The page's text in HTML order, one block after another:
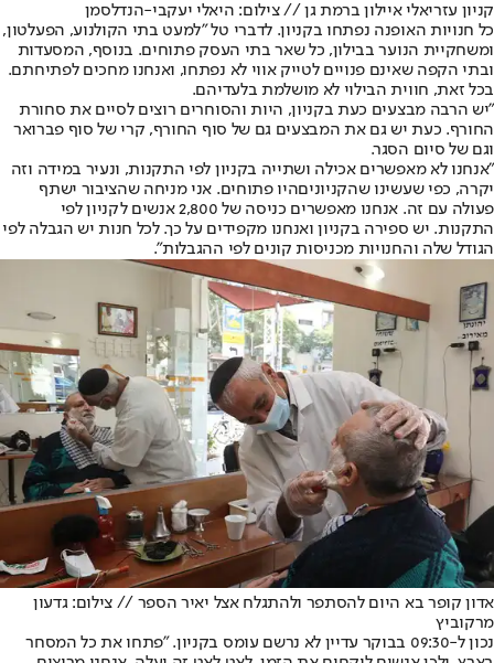
קניון עזריאלי איילון ברמת גן // צילום: היאלי יעקבי-הנדלסמן
כל חנויות האופנה נפתחו בקניון. לדברי טל "למעט בתי הקולנוע, הפעלטון,
ומשחקיית הנוער בבילון, כל שאר בתי העסק פתוחים. בנוסף, המסעדות
ובתי הקפה שאינם פנויים לטייק אווי לא נפתחו, ואנחנו מחכים לפתיחתם.
בכל זאת, חווית הבילוי לא מושלמת בלעדיהם.
"יש הרבה מבצעים כעת בקניון, היות והסוחרים רוצים לסיים את סחורת
החורף. כעת יש גם את המבצעים גם של סוף החורף, קרי של סוף פברואר
וגם של סיום הסגר.
"אנחנו לא מאפשרים אכילה ושתייה בקניון לפי התקנות, ונעיר במידה וזה
יקרה, כפי שעשינו שהקניוניםהיו פתוחים. אני מניחה שהציבור ישתף
פעולה עם זה. אנחנו מאפשרים כניסה של 2,800 אנשים לקניון לפי
התקנות. יש ספירה בקניון ואנחנו מקפידים על כך. לכל חנות יש הגבלה לפי
הגודל שלה והחנויות מכניסות קונים לפי ההגבלות".
אדון קופר בא היום להסתפר ולהתגלח אצל יאיר הספר // צילום: גדעון
מרקוביץ
נכון ל-09:30 בבוקר עדיין לא נרשם עומס בקניון. "פתחו את כל המסחר